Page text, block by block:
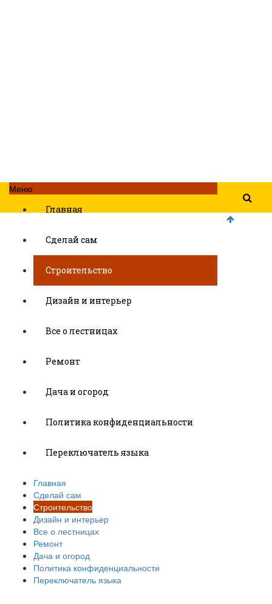
Меню
Главная
Сделай сам
Строительство
Дизайн и интерьер
Все о лестницах
Ремонт
Дача и огород
Политика конфиденциальности
Переключатель языка
Главная
Сделай сам
Строительство
Дизайн и интерьер
Все о лестницах
Ремонт
Дача и огород
Политика конфиденциальности
Переключатель языка